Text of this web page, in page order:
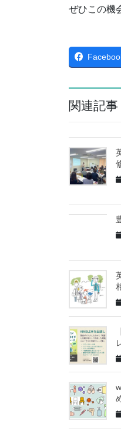
ぜひこの機
関連記事